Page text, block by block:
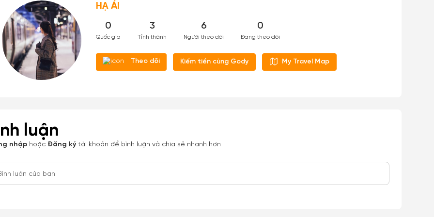
HẠ ÁI
0
Quốc gia
3
Tỉnh thành
6
Người theo dõi
0
Đang theo dõi
Theo dõi Kiếm tiền cùng Gody My Travel Map
luận
nhập hoặc Đăng ký tài khoản để bình luận và chia sẻ nhanh hơn
luận của bạn